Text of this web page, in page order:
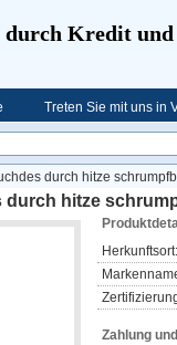
durch Kredit und
Treten Sie mit uns in
durch hitze
durch hitze
Herkunftsort:
Zahlung